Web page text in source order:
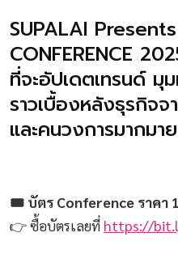
SUPALAI
CONFERENCE
ที่จะอัปเดตเทรนด์ มุ
ราวเบื้องหลังธุรกิจ
และคนวงการมากมาย
🎟 บัตร Conference ราคา
👉 ซื้อบัตรเลยที่ https://